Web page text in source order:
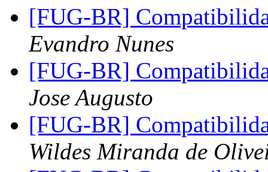
[FUG-BR]
Evandro Nunes
[FUG-BR]
Jose Augusto
[FUG-BR]
Wildes Miranda de